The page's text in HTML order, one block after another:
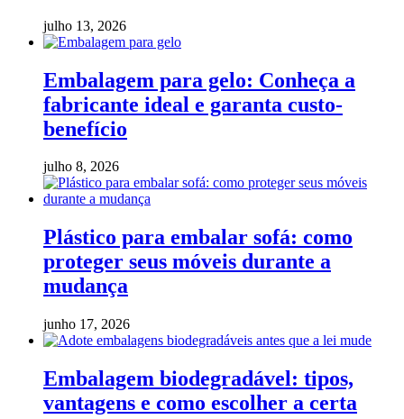
julho 13, 2026
Embalagem para gelo: Conheça a
fabricante ideal e garanta custo-
benefício
julho 8, 2026
Plástico para embalar sofá: como
proteger seus móveis durante a
mudança
junho 17, 2026
Embalagem biodegradável: tipos,
vantagens e como escolher a certa